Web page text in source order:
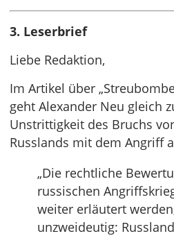
3. Leserbrief
Liebe Redaktion,
Im Artikel über
geht Alexander Neu gleich
Unstrittigkeit des Bruchs
Russlands mit dem Angriff
„Die rechtliche
russischen
weiter erläutert
unzweideutig: